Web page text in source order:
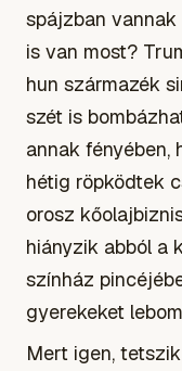
spájzban
is van most?
hun származék
szét is
annak
hétig röpködtek
orosz
hiányzik abból a
színház
gyerekeket
Mert igen,